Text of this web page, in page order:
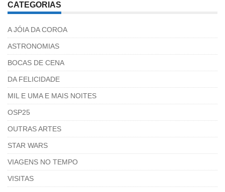
CATEGORIAS
A JÓIA DA COROA
ASTRONOMIAS
BOCAS DE CENA
DA FELICIDADE
MIL E UMA E MAIS NOITES
OSP25
OUTRAS ARTES
STAR WARS
VIAGENS NO TEMPO
VISITAS